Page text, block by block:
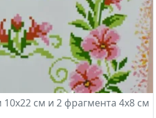
см и 2 фрагмента 4х8 см